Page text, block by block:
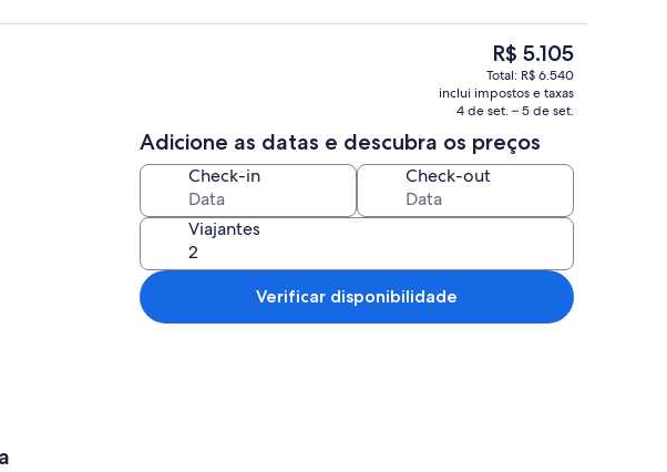
3 quartos, escrivaninha, ferros/tábuas de passar roupa, roupa de cama
Opções para refeição
O
preço
atual
é
R$ 5.105
Total: R$ 6.540
inclui impostos e taxas
4 de set. – 5 de set.
Adicione as datas e descubra os preços
Check-in Check-out
Viajantes
Verificar disponibilidade